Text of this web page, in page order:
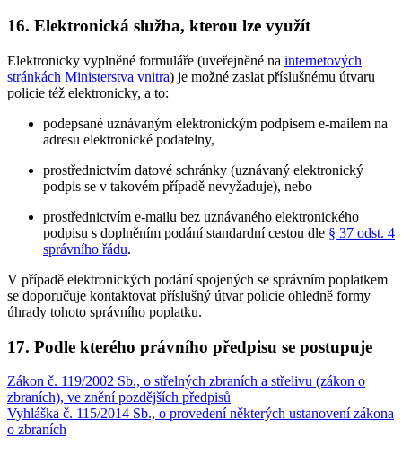
16. Elektronická služba, kterou lze využít
Elektronicky vyplněné formuláře (uveřejněné na internetových
stránkách Ministerstva vnitra) je možné zaslat příslušnému útvaru
policie též elektronicky, a to:
podepsané uznávaným elektronickým podpisem e-mailem na
adresu elektronické podatelny,
prostřednictvím datové schránky (uznávaný elektronický
podpis se v takovém případě nevyžaduje), nebo
prostřednictvím e-mailu bez uznávaného elektronického
podpisu s doplněním podání standardní cestou dle § 37 odst. 4
správního řádu.
V případě elektronických podání spojených se správním poplatkem
se doporučuje kontaktovat příslušný útvar policie ohledně formy
úhrady tohoto správního poplatku.
17. Podle kterého právního předpisu se postupuje
Zákon č. 119/2002 Sb., o střelných zbraních a střelivu (zákon o
zbraních), ve znění pozdějších předpisů
Vyhláška č. 115/2014 Sb., o provedení některých ustanovení zákona
o zbraních